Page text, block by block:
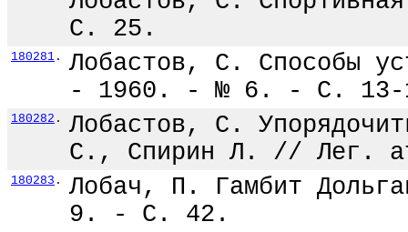
С. 25.
180281 .
Лобастов, С. Способы
- 1960. - № 6. - С. 13-
180282 .
Лобастов, С.
С., Спирин Л. // Лег.
180283 .
Лобач, П. Гамбит
9. - С. 42.